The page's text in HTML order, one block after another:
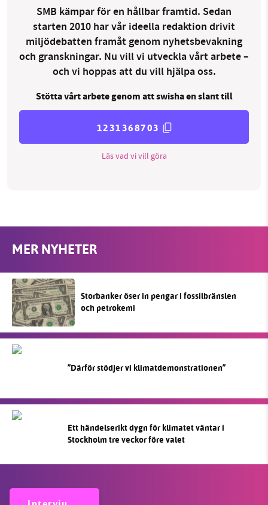
SMB kämpar för en hållbar framtid. Sedan
starten 2010 har vår ideella redaktion drivit
miljödebatten framåt genom nyhetsbevakning
och granskningar. Nu vill vi utveckla vårt arbete –
och vi hoppas att du vill hjälpa oss.
Stötta vårt arbete genom att swisha en slant till
1231368703
Läs vad vi vill göra
MER NYHETER
Storbanker öser in pengar i fossilbränslen
och petrokemi
”Därför stödjer vi klimatdemonstrationen”
Ett händelserikt dygn för klimatet väntar i
Stockholm tre veckor före valet